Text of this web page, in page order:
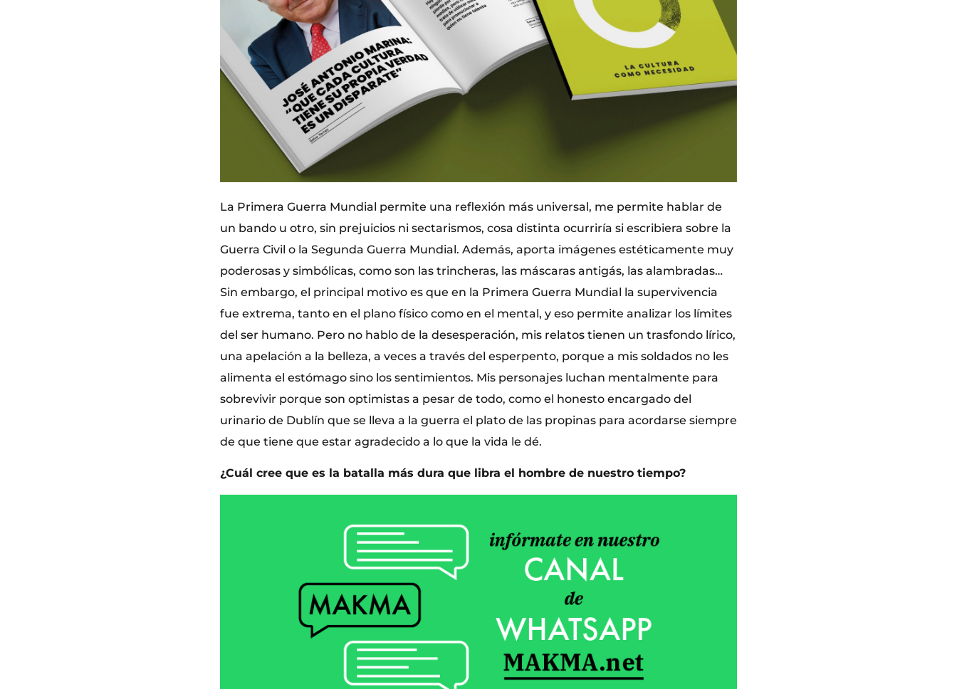
La Primera Guerra Mundial permite una reflexión más universal, me permite hablar de
un bando u otro, sin prejuicios ni sectarismos, cosa distinta ocurriría si escribiera sobre la
Guerra Civil o la Segunda Guerra Mundial. Además, aporta imágenes estéticamente muy
poderosas y simbólicas, como son las trincheras, las máscaras antigás, las alambradas…
Sin embargo, el principal motivo es que en la Primera Guerra Mundial la supervivencia
fue extrema, tanto en el plano físico como en el mental, y eso permite analizar los límites
del ser humano. Pero no hablo de la desesperación, mis relatos tienen un trasfondo lírico,
una apelación a la belleza, a veces a través del esperpento, porque a mis soldados no les
alimenta el estómago sino los sentimientos. Mis personajes luchan mentalmente para
sobrevivir porque son optimistas a pesar de todo, como el honesto encargado del
urinario de Dublín que se lleva a la guerra el plato de las propinas para acordarse siempre
de que tiene que estar agradecido a lo que la vida le dé.
¿Cuál cree que es la batalla más dura que libra el hombre de nuestro tiempo?